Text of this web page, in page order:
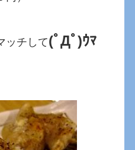
ッチして(ﾟДﾟ)ｳﾏ